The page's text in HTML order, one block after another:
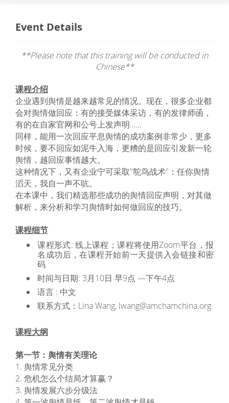
Event Details
**Please note that this training will be conducted in
Chinese**
课程介绍
企业遇到舆情是越来越常见的情况。现在，很多企业都
会对舆情做回应：有的接受媒体采访，有的发律师函，
有的在自家官网和公号上发声明……
同样，能用一次回应平息舆情的成功案例非常少，更多
时候，要不回应如泥牛入海，更糟的是回应引发新一轮
舆情，越回应事情越大。
这种情况下，又有企业宁可采取"鸵鸟战术"：任你舆情
滔天，我自一声不吭。
在本课中，我们精选那些成功的舆情回应声明，对其做
解析，来分析和学习舆情时如何做回应的技巧。
课程细节
课程形式: 线上课程；课程将使用Zoom平台，报
名成功后，在课程开始前一天提供入会链接和密
码
时间与日期: 3月10日 早9点 —下午4点
语言 : 中文
联系方式：Lina Wang, lwang@amchamchina.org
课程大纲
第一节：舆情有关理论
1. 舆情常见分类
2. 危机怎么个结局才算赢？
3. 舆情发展六步分级法